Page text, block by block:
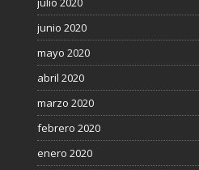
junio 2020
mayo 2020
abril 2020
marzo 2020
febrero 2020
enero 2020